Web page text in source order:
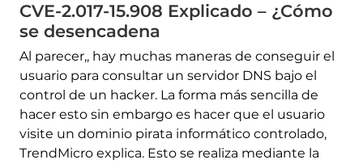
CVE-2.017-15.908 Explicado – ¿Cómo
se desencadena
Al parecer,, hay muchas maneras de conseguir el
usuario para consultar un servidor DNS bajo el
control de un hacker. La forma más sencilla de
hacer esto sin embargo es hacer que el usuario
visite un dominio pirata informático controlado,
TrendMicro explica. Esto se realiza mediante la